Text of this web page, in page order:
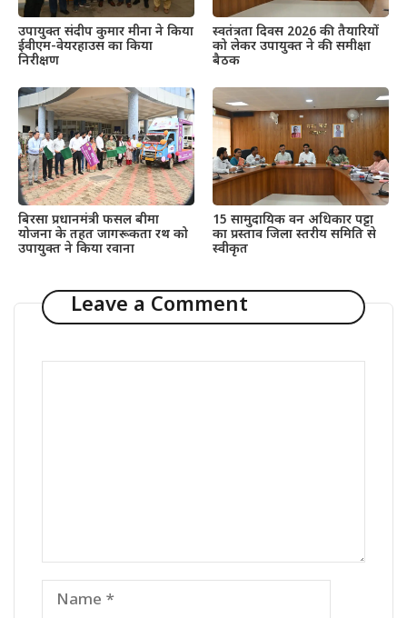
उपायुक्त संदीप कुमार मीना ने किया
ईवीएम-वेयरहाउस का किया
निरीक्षण
स्वतंत्रता दिवस 2026 की तैयारियों
को लेकर उपायुक्त ने की समीक्षा
बैठक
बिरसा प्रधानमंत्री फसल बीमा
योजना के तहत जागरूकता रथ को
उपायुक्त ने किया रवाना
15 सामुदायिक वन अधिकार पट्टा
का प्रस्ताव जिला स्तरीय समिति से
स्वीकृत
Leave a Comment
Name